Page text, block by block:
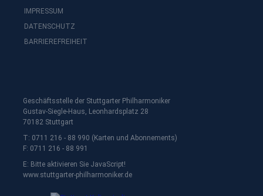
IMPRESSUM
DATENSCHUTZ
BARRIEREFREIHEIT
Geschäftsstelle der Stuttgarter Philharmoniker
Gustav-Siegle-Haus, Leonhardsplatz 28
70182 Stuttgart
T: 0711 216 - 88 990 (Karten und Abonnements)
F: 0711 216 - 88 991
E: Bitte aktivieren Sie JavaScript!
www.stuttgarter-philharmoniker.de